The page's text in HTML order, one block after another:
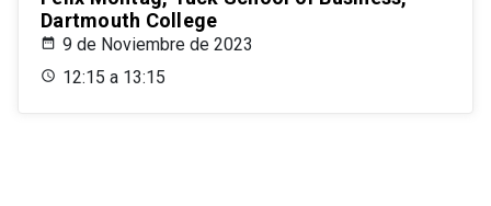
Dartmouth College
9 de Noviembre de 2023
12:15 a 13:15